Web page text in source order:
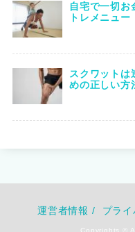
自宅で一切お
トレメニュー
スクワットは
めの正しい方
運営者情報 / プラ
Copyrights ©